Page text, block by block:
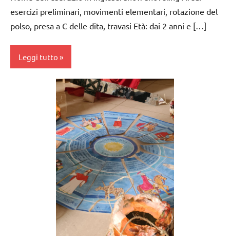
anni
giardinaggio
DIDATTICA
ARGOMENTI
esercizi preliminari, movimenti elementari, rotazione del
polso, presa a C delle dita, travasi Età: dai 2 anni e […]
Leggi tutto
dell'ambiente
MONTESSORI